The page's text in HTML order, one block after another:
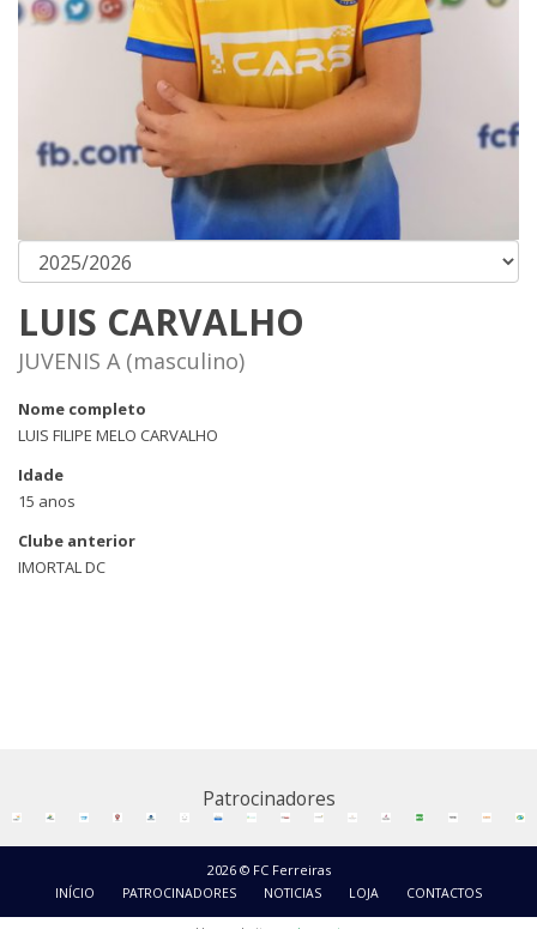
LUIS CARVALHO
JUVENIS A (masculino)
Nome completo
LUIS FILIPE MELO CARVALHO
Idade
15 anos
Clube anterior
IMORTAL DC
Patrocinadores
2026 © FC Ferreiras
INÍCIO PATROCINADORES NOTICIAS LOJA CONTACTOS